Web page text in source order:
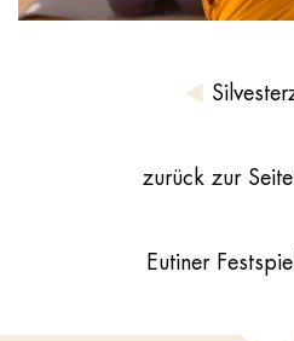
zurück zur
Eutiner